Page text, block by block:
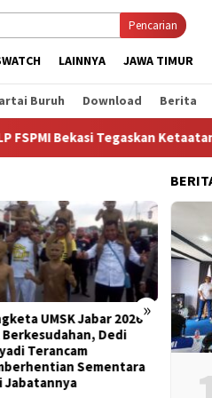
Pencarian
LAINNYA JAWA TIMUR
Buruh Download Berita
Bekasi Tegaskan Ketaatan COS,
»
Banding Putusan PTUN
UMSK Jabar Tuai Sorotan
KSPI: Yang Bayar UMSK Itu
Pengusaha, Tapi Mengapa
Gubernur Ngotot Melakukan